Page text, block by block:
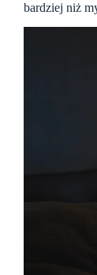
bardziej niż